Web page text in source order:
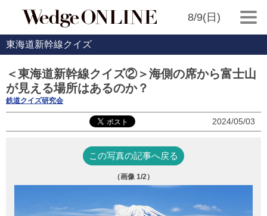
8/9(日)
東海道新幹線クイズ
＜東海道新幹線クイズ②＞海側の席から富士山
が見える場所はあるのか？
鉄道クイズ研究会
2024/05/03
この写真の記事へ戻る
（画像 1/2）